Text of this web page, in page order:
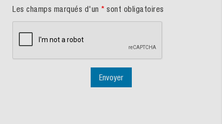
Les champs marqués d'un * sont obligatoires
Envoyer